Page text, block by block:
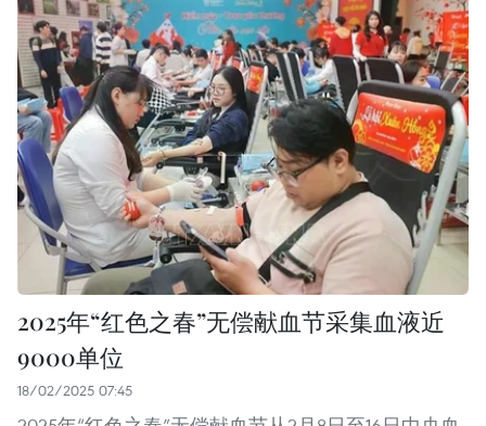
2025年“红色之春”无偿献血节采集血液近
9000单位
18/02/2025 07:45